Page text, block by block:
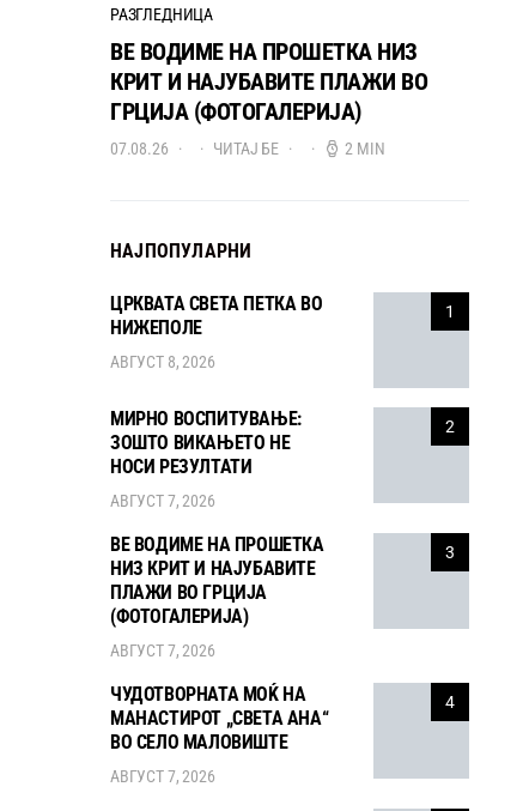
РАЗГЛЕДНИЦА
ВЕ ВОДИМЕ НА ПРОШЕТКА НИЗ
КРИТ И НАЈУБАВИТЕ ПЛАЖИ ВО
ГРЦИЈА (ФОТОГАЛЕРИЈА)
07.08.26 ЧИТАЈ БЕ 2 MIN
НАЈПОПУЛАРНИ
1
ЦРКВАТА СВЕТА ПЕТКА ВО
НИЖЕПОЛЕ
АВГУСТ 8, 2026
2
МИРНО ВОСПИТУВАЊЕ:
ЗОШТО ВИКАЊЕТО НЕ
НОСИ РЕЗУЛТАТИ
АВГУСТ 7, 2026
3
ВЕ ВОДИМЕ НА ПРОШЕТКА
НИЗ КРИТ И НАЈУБАВИТЕ
ПЛАЖИ ВО ГРЦИЈА
(ФОТОГАЛЕРИЈА)
АВГУСТ 7, 2026
4
ЧУДОТВОРНАТА МОЌ НА
МАНАСТИРОТ „СВЕТА АНА“
ВО СЕЛО МАЛОВИШТЕ
АВГУСТ 7, 2026